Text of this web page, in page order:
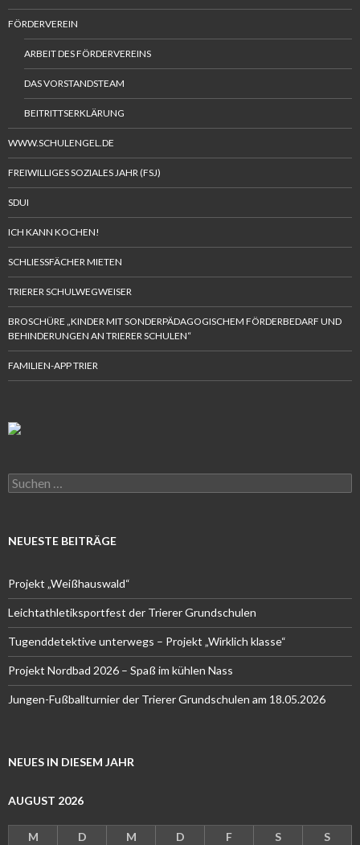
FÖRDERVEREIN
ARBEIT DES FÖRDERVEREINS
DAS VORSTANDSTEAM
BEITRITTSERKLÄRUNG
WWW.SCHULENGEL.DE
FREIWILLIGES SOZIALES JAHR (FSJ)
SDUI
ICH KANN KOCHEN!
SCHLIESSFÄCHER MIETEN
TRIERER SCHULWEGWEISER
BROSCHÜRE „KINDER MIT SONDERPÄDAGOGISCHEM FÖRDERBEDARF UND
BEHINDERUNGEN AN TRIERER SCHULEN“
FAMILIEN-APP TRIER
Suchen
nach:
NEUESTE BEITRÄGE
Projekt „Weißhauswald“
Leichtathletiksportfest der Trierer Grundschulen
Tugenddetektive unterwegs – Projekt „Wirklich klasse“
Projekt Nordbad 2026 – Spaß im kühlen Nass
Jungen-Fußballturnier der Trierer Grundschulen am 18.05.2026
NEUES IN DIESEM JAHR
AUGUST 2026
M D M D F S
S